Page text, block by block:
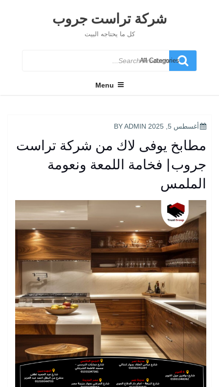
شركة تراست جروب
كل ما يحتاجه البيت
Search
for
Menu
POSTED
أغسطس 5, 2025 ADMIN
مطابخ يوفى لاك من شركة تراست
جروب| فخامة اللمعة ونعومة
الملمس